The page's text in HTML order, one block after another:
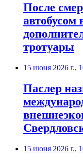
После
автобусом
тротуары
15 июня 2026 г.,
Паслер
15 июня 2026 г.,